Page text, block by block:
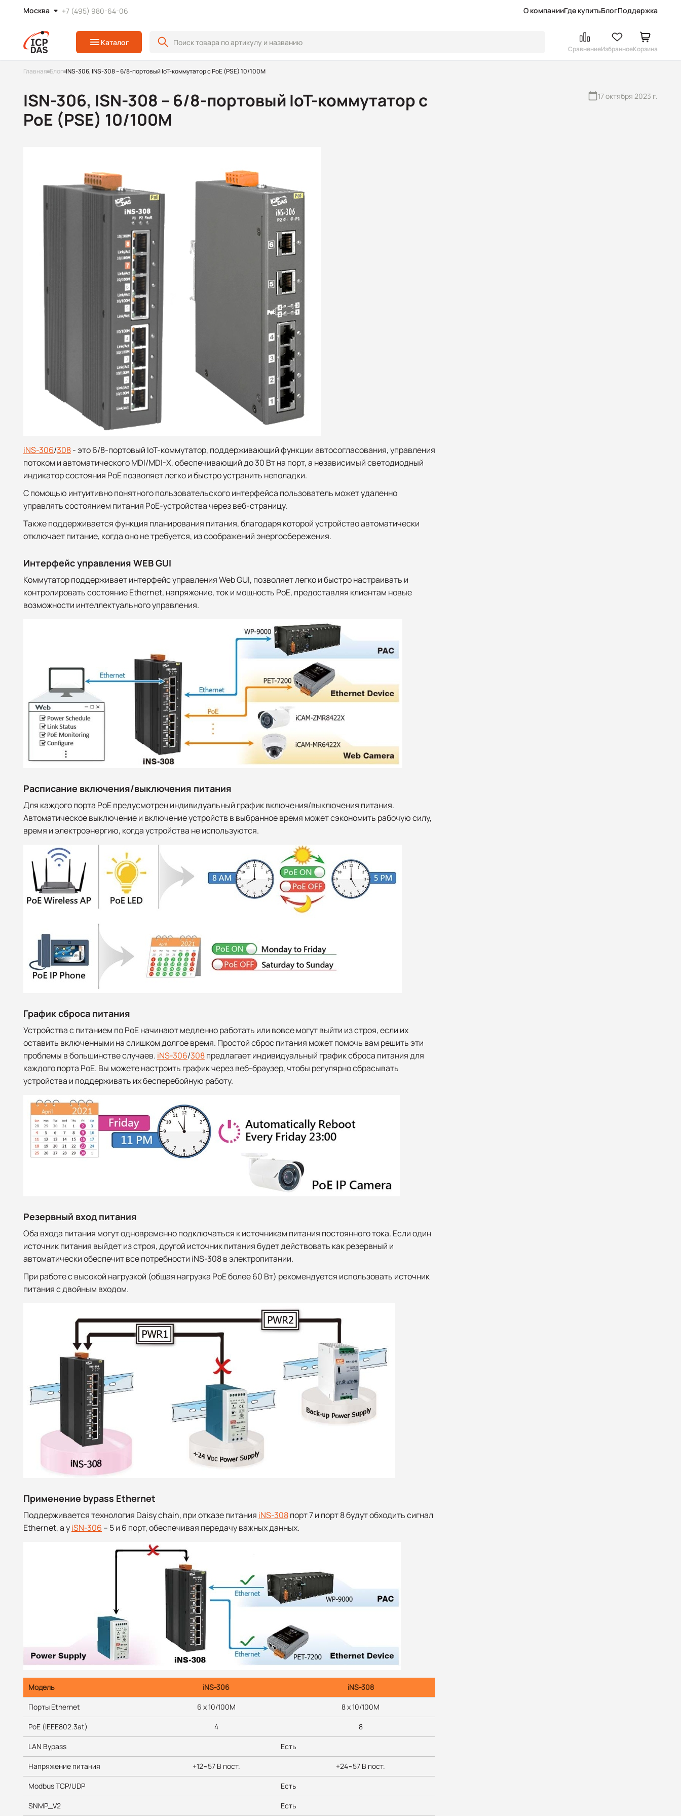
Москва +7 (495) 980-64-06 О компанииГде купитьБлогПоддержка
Каталог
СравнениеИзбранноеКорзина
Главная Блог INS-306, INS-308 – 6/8-портовый IoT-коммутатор с PoE (PSE) 10/100М
ISN-306, ISN-308 – 6/8-портовый IoT-коммутатор с
PoE (PSE) 10/100М
17 октября 2023 г.
iNS-306/308- это 6/8-портовый IoT-коммутатор, поддерживающий функции автосогласования, управления
потоком и автоматического MDI/MDI-X, обеспечивающий до 30 Вт на порт, а независимый светодиодный
индикатор состояния PoE позволяет легко и быстро устранить неполадки.
С помощью интуитивно понятного пользовательского интерфейса пользователь может удаленно
управлять состоянием питания PoE-устройства через веб-страницу.
Также поддерживается функция планирования питания, благодаря которой устройство автоматически
отключает питание, когда оно не требуется, из соображений энергосбережения.
Интерфейс управления WEB GUI
Коммутатор поддерживает интерфейс управления Web GUI, позволяет легко и быстро настраивать и
контролировать состояние Ethernet, напряжение, ток и мощность PoE, предоставляя клиентам новые
возможности интеллектуального управления.
Расписание включения/выключения питания
Для каждого порта PoE предусмотрен индивидуальный график включения/выключения питания.
Автоматическое выключение и включение устройств в выбранное время может сэкономить рабочую силу,
время и электроэнергию, когда устройства не используются.
График сброса питания
Устройства с питанием по PoE начинают медленно работать или вовсе могут выйти из строя, если их
оставить включенными на слишком долгое время. Простой сброс питания может помочь вам решить эти
проблемы в большинстве случаев. iNS-306/308предлагает индивидуальный график сброса питания для
каждого порта PoE. Вы можете настроить график через веб-браузер, чтобы регулярно сбрасывать
устройства и поддерживать их бесперебойную работу.
Резервный вход питания
Оба входа питания могут одновременно подключаться к источникам питания постоянного тока. Если один
источник питания выйдет из строя, другой источник питания будет действовать как резервный и
автоматически обеспечит все потребности iNS-308 в электропитании.
При работе с высокой нагрузкой (общая нагрузка PoE более 60 Вт) рекомендуется использовать источник
питания с двойным входом.
Применение bypass Ethernet
Поддерживается технология Daisy chain, при отказе питания iNS-308порт 7 и порт 8 будут обходить сигнал
Ethernet, а уiSN-306 – 5 и 6 порт, обеспечивая передачу важных данных.
Модель iNS-306 iNS-308
Порты Ethernet 6 x 10/100M 8 x 10/100M
PoE (IEEE802.3at) 4 8
LAN Bypass Есть
Напряжение питания +12~57 В пост. +24~57 В пост.
Modbus TCP/UDP Есть
SNMP_V2 Есть